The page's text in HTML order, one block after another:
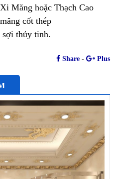
Măng hoặc Thạch Cao
cốt thép
sợi thủy tinh.
Share - Plus